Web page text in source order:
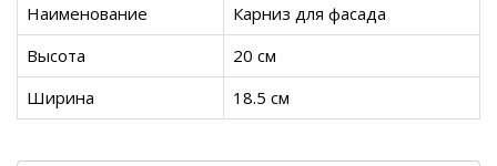
Наименование
Карниз для фасада
Высота
20 см
Ширина
18.5 см